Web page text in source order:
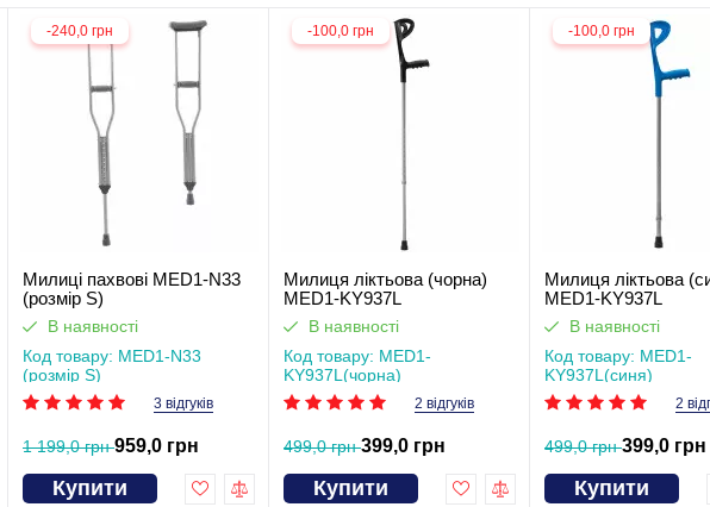
-240,0 грн
Милиці пахвові MED1-N33
(розмір S)
В наявності
Код товару: MED1-N33
(розмір S)
3 відгуків
1 199,0 грн959,0 грн
Купити
-100,0 грн
Милиця ліктьова (чорна)
MED1-KY937L
В наявності
Код товару: MED1-
KY937L(чорна)
2 відгуків
499,0 грн399,0 грн
Купити
-100,0 грн
Милиця ліктьова
MED1-KY937L
В наявності
Код товару: MED1-
KY937L(синя)
2
499,0 грн399,0 грн
Купити